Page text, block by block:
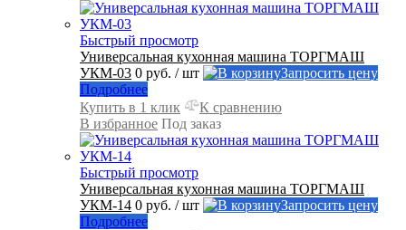
Быстрый просмотр
Универсальная кухонная машина ТОРГМАШ
УКМ-03 0 руб. / шт
Запросить цену
Подробнее
Купить в 1 клик
К сравнению
В избранное Под заказ
Быстрый просмотр
Универсальная кухонная машина ТОРГМАШ
УКМ-14 0 руб. / шт
Запросить цену
Подробнее